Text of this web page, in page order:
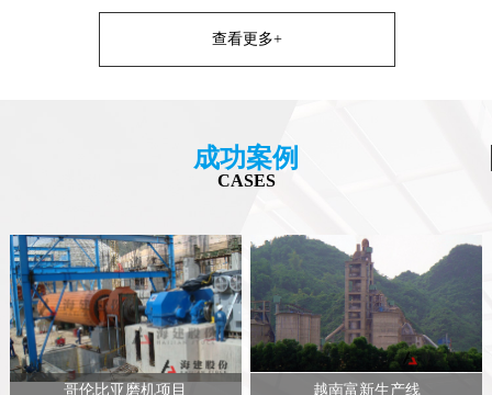
查看更多+
成功案例
CASES
哥伦比亚磨机项目 越南富新生产线